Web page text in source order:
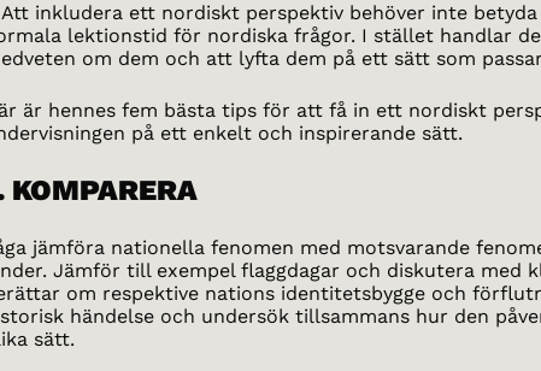
inkludera ett nordiskt perspektiv behöver inte
lektionstid för nordiska frågor. I stället handlar
om dem och att lyfta dem på ett sätt som
är hennes fem bästa tips för att få in ett nordiskt
på ett enkelt och inspirerande sätt.
KOMPARERA
jämföra nationella fenomen med motsvarande
Jämför till exempel flaggdagar och diskutera med
om respektive nations identitetsbygge och
händelse och undersök tillsammans hur den
sätt.